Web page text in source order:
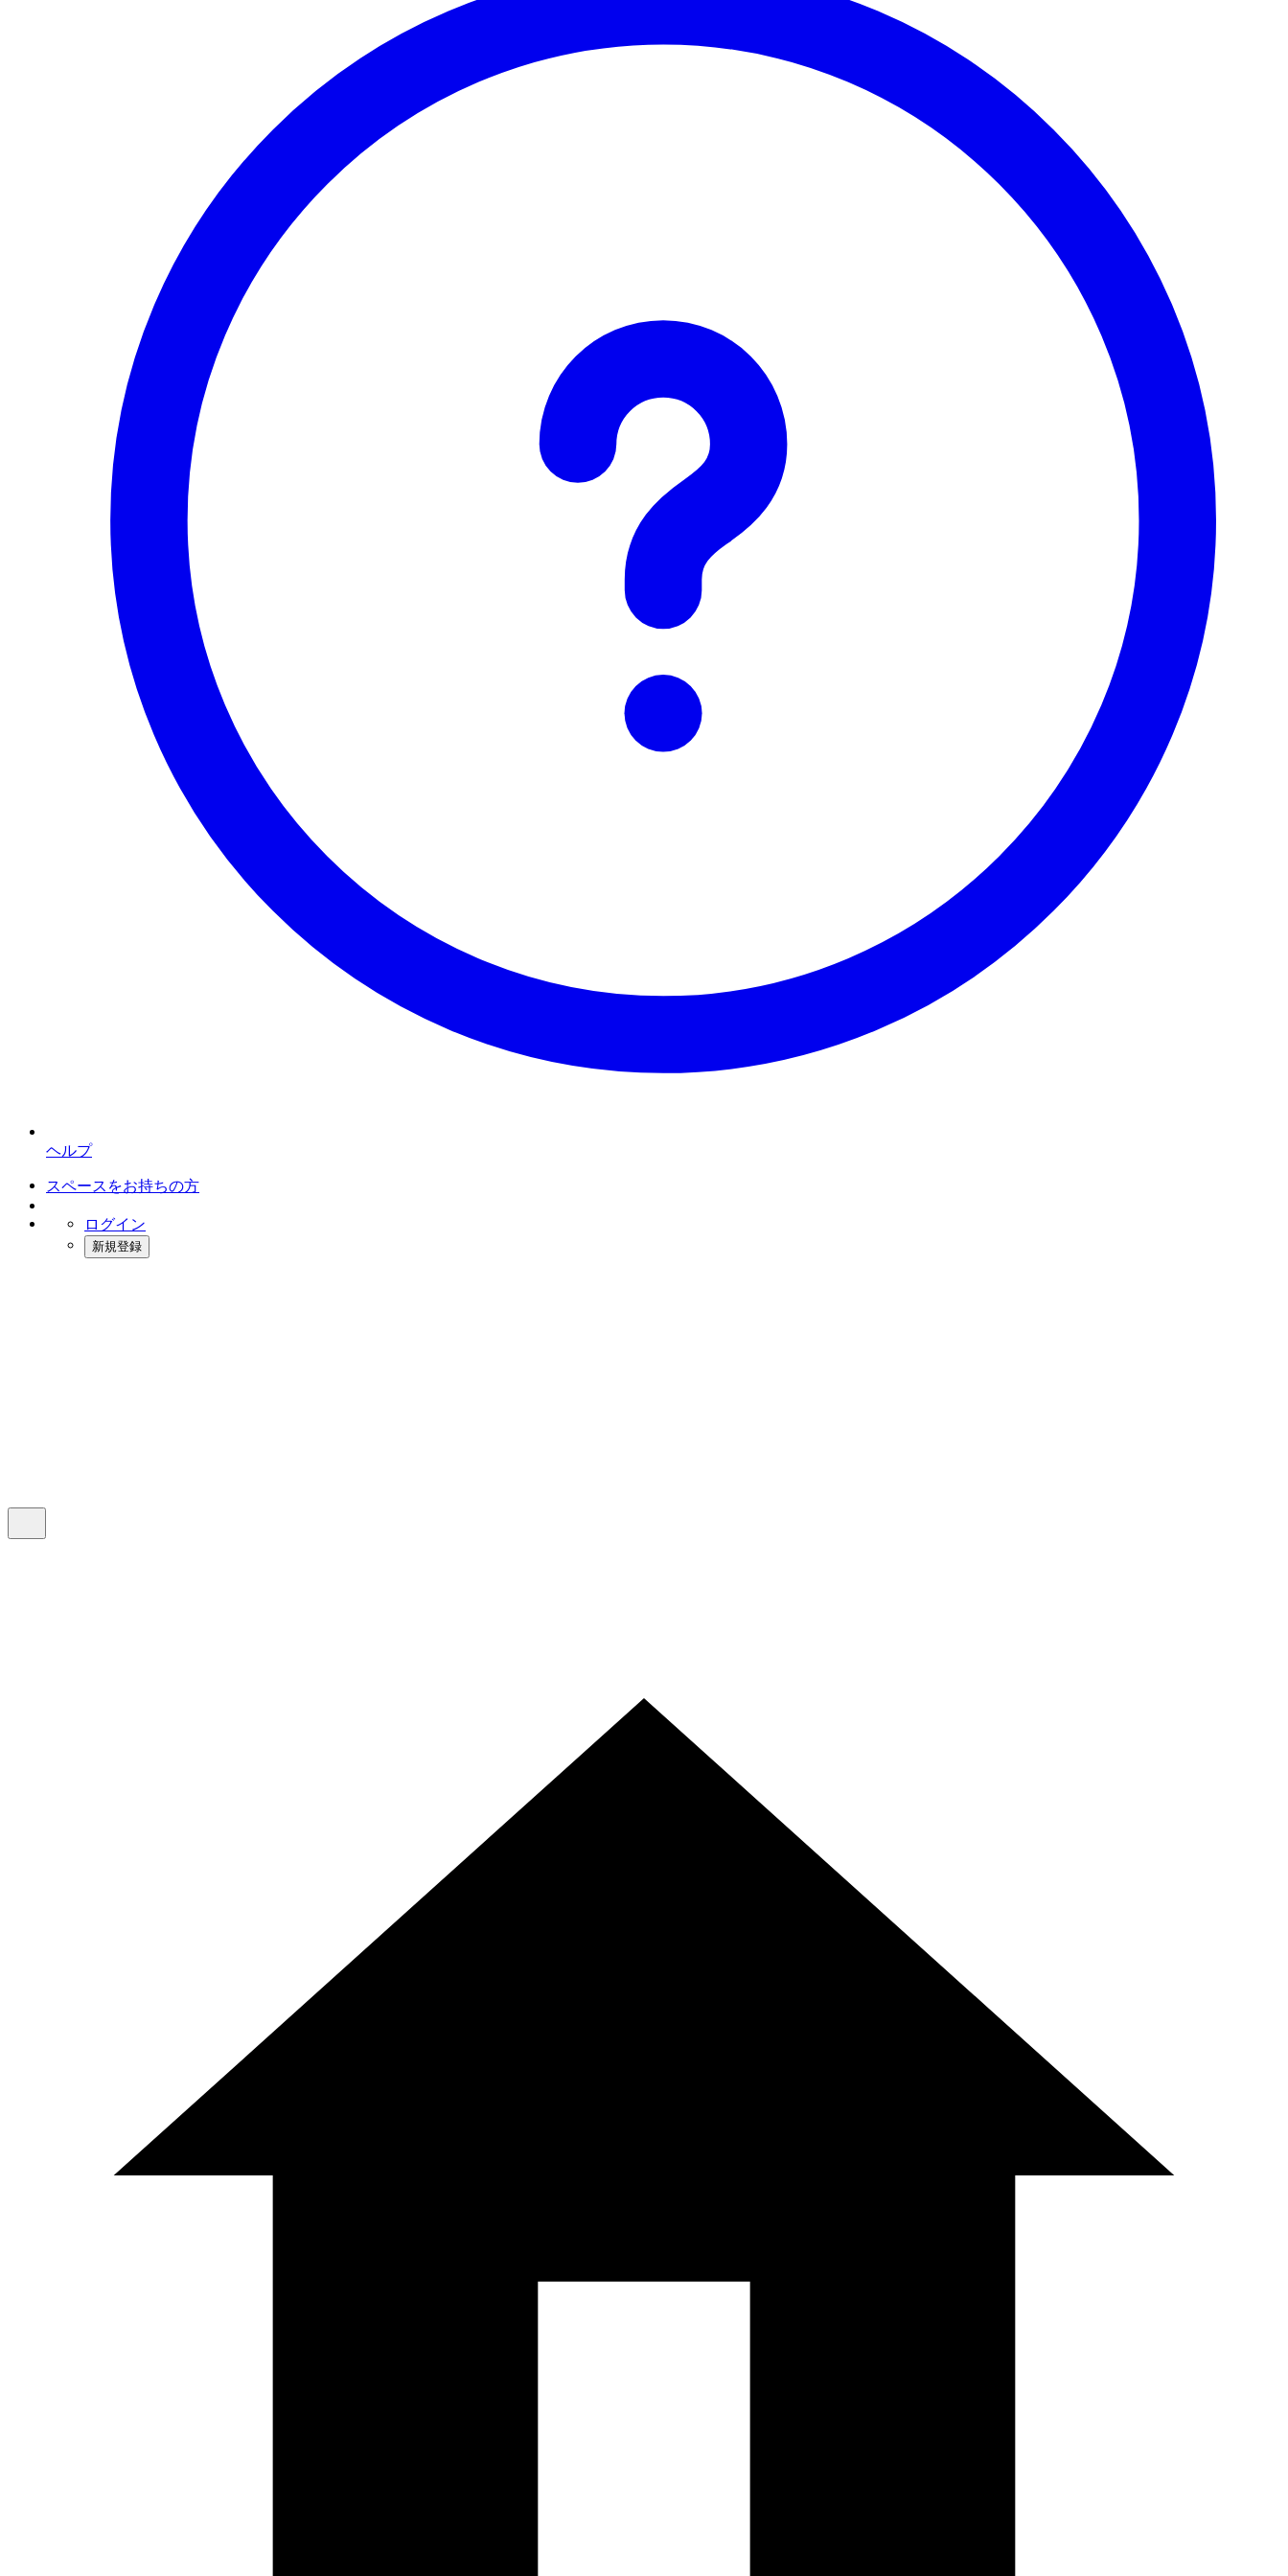
ヘルプ
スペースをお持ちの方
ログイン
新規登録